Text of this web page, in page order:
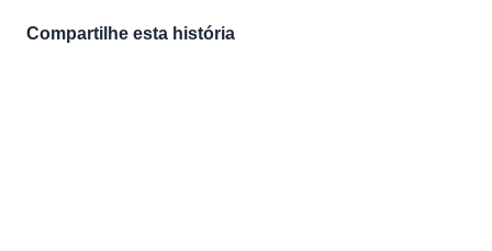
Compartilhe esta história